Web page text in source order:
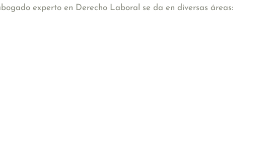
experto en Derecho Laboral se da en diversas áreas: